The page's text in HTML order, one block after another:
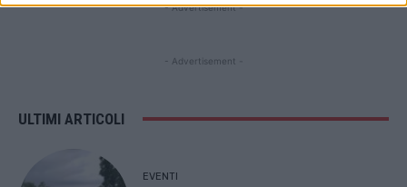
- Advertisement -
- Advertisement -
ULTIMI ARTICOLI
EVENTI